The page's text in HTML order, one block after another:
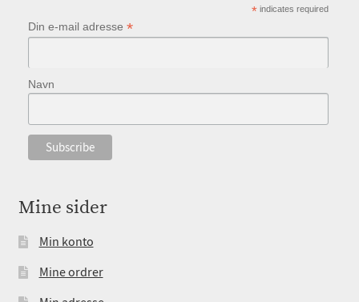
*indicates required
Din e-mail adresse *
Navn
Mine sider
Min konto
Mine ordrer